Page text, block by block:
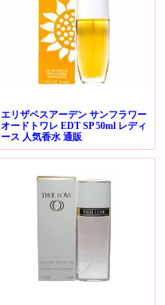
エリザベスアーデン サンフラワー
オードトワレ EDT SP 50ml レディ
ース 人気香水 通販